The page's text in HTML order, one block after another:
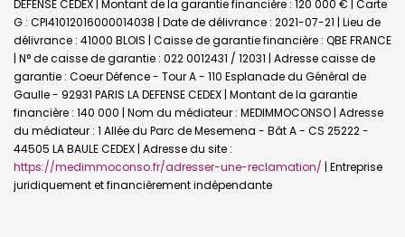
DEFENSE CEDEX | Montant de la garantie financière : 120 000 € | Carte
G : CPI41012016000014038 | Date de délivrance : 2021-07-21 | Lieu de
délivrance : 41000 BLOIS | Caisse de garantie financière : QBE FRANCE
| N° de caisse de garantie : 022 0012431 / 12031 | Adresse caisse de
garantie : Coeur Défence - Tour A - 110 Esplanade du Général de
Gaulle - 92931 PARIS LA DEFENSE CEDEX | Montant de la garantie
financière : 140 000 | Nom du médiateur : MEDIMMOCONSO | Adresse
du médiateur : 1 Allée du Parc de Mesemena - Bât A - CS 25222 -
44505 LA BAULE CEDEX | Adresse du site :
https://medimmoconso.fr/adresser-une-reclamation/ | Entreprise
juridiquement et financièrement indépendante